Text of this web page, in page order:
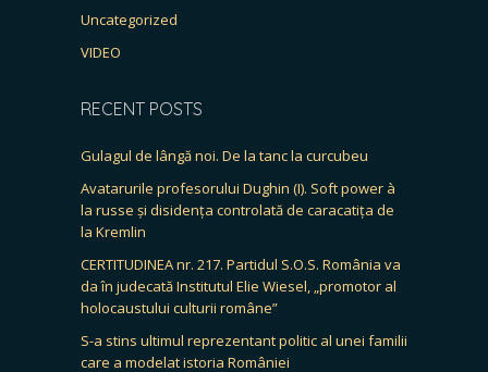
Uncategorized
VIDEO
RECENT POSTS
Gulagul de lângă noi. De la tanc la curcubeu
Avatarurile profesorului Dughin (I). Soft power à
la russe și disidența controlată de caracatița de
la Kremlin
CERTITUDINEA nr. 217. Partidul S.O.S. România va
da în judecată Institutul Elie Wiesel, „promotor al
holocaustului culturii române”
S-a stins ultimul reprezentant politic al unei familii
care a modelat istoria României